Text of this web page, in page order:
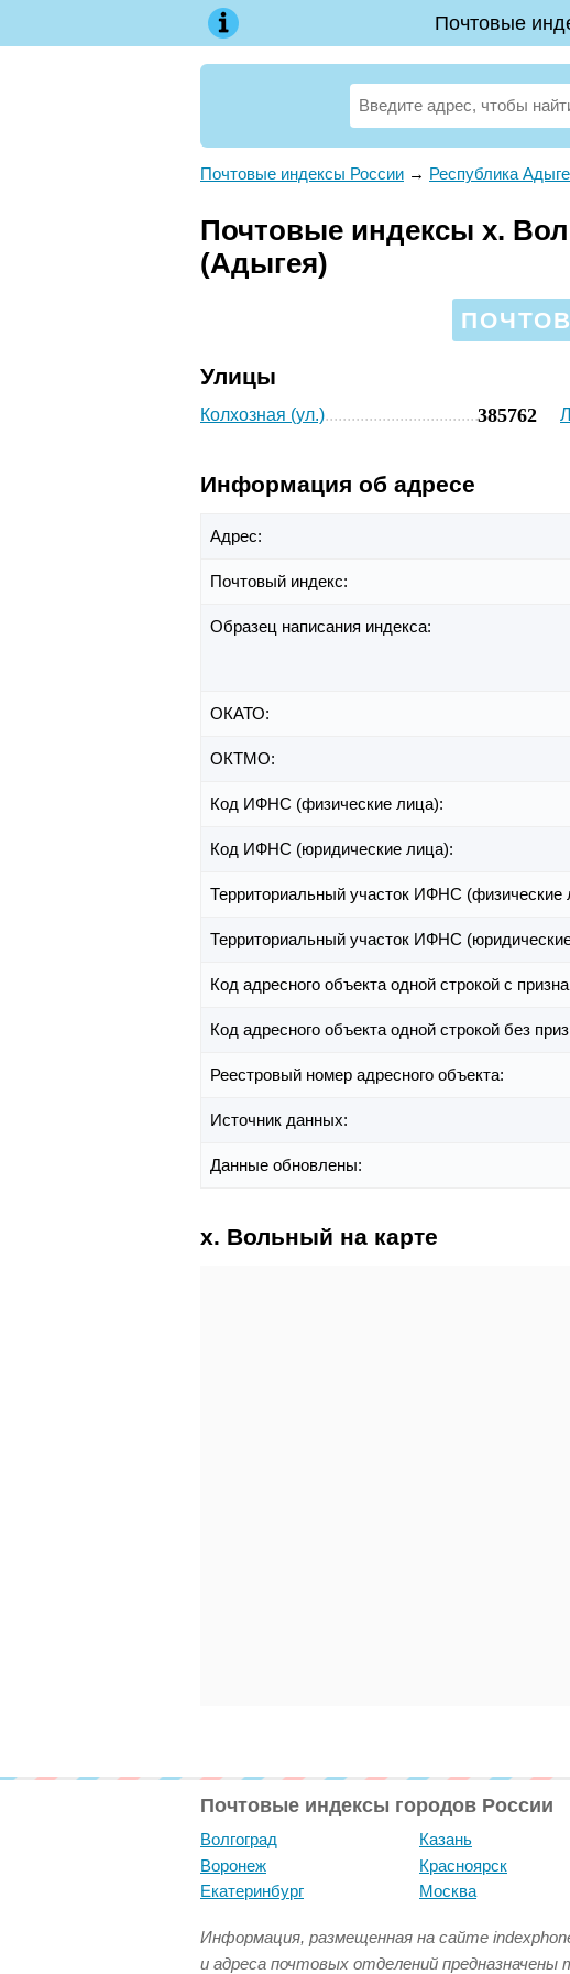
Почтовые
Почтовые индексы России → Республика
Почтовые индексы х.
(Адыгея)
Улицы
Колхозная (ул.) 385762
Информация об адресе
Адрес:
Почтовый индекс:
Образец написания индекса:
ОКАТО:
ОКТМО:
Код ИФНС (физические лица):
Код ИФНС (юридические лица):
Территориальный участок ИФНС (физические
Территориальный участок ИФНС
Код адресного объекта одной строкой с
Код адресного объекта одной строкой без
Реестровый номер адресного объекта:
Источник данных:
Данные обновлены:
х. Вольный на карте
Почтовые индексы городов России
Волгоград
Воронеж
Екатеринбург
Казань
Красноярск
Москва
Информация, размещенная на сайте
и адреса почтовых отделений